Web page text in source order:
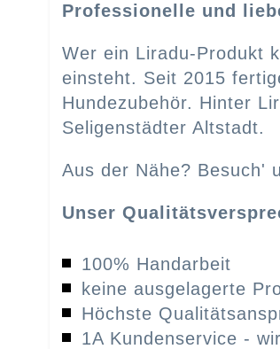
Professionelle und
Wer ein Liradu-Produkt
einsteht. Seit 2015
Hundezubehör. Hinter
Seligenstädter Altstadt.
Aus der Nähe? Besuch'
Unser
100% Handarbeit
keine ausgelagerte
Höchste
1A Kundenservice -